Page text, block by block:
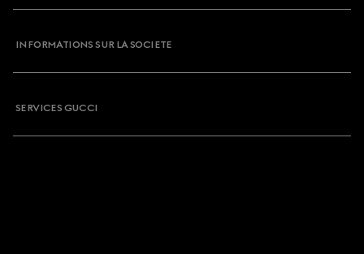
INFORMATIONS SUR LA SOCIETE
SERVICES GUCCI